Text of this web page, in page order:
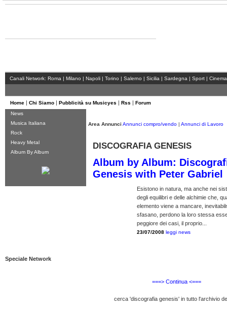
Canali Network: Roma | Milano | Napoli | Torino | Salerno | Sicilia | Sardegna | Sport | Cinema
Home | Chi Siamo | Pubblicità su Musicyes | Rss | Forum
News
Musica Italiana
Rock
Heavy Metal
Album By Album
Speciale Network
Area Annunci Annunci compro/vendo | Annunci di Lavoro
DISCOGRAFIA GENESIS
Album by Album:
Genesis with Peter Gabriel
Esistono in natura, ma anche nei
degli equilibri e delle alchimie che,
elemento viene a mancare,
sfasano, perdono la loro stessa
peggiore dei casi, il proprio...
23/07/2008 leggi news
===> Continua <===
cerca 'discografia genesis' in tutto l'archivio